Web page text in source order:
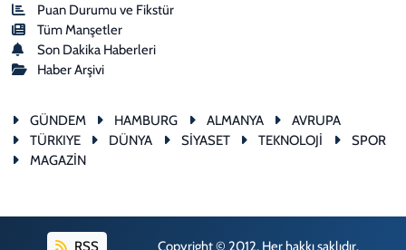
Puan Durumu ve Fikstür
Tüm Manşetler
Son Dakika Haberleri
Haber Arşivi
GÜNDEM HAMBURG ALMANYA
AVRUPA
TÜRKIYE
DÜNYA SİYASET TEKNOLOJİ
SPOR
MAGAZİN
RSS Copyright © 2012. Her hakkı saklıdır.